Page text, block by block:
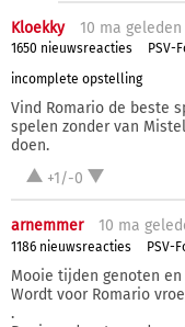
Kloekky 10 ma geleden
1650 nieuwsreacties
PSV-
incomplete opstelling
Vind Romario de beste
spelen zonder van
doen.
+1/-0
arnemmer 10 ma
1186 nieuwsreacties PSV-
Mooie tijden genoten
Wordt voor Romario
.